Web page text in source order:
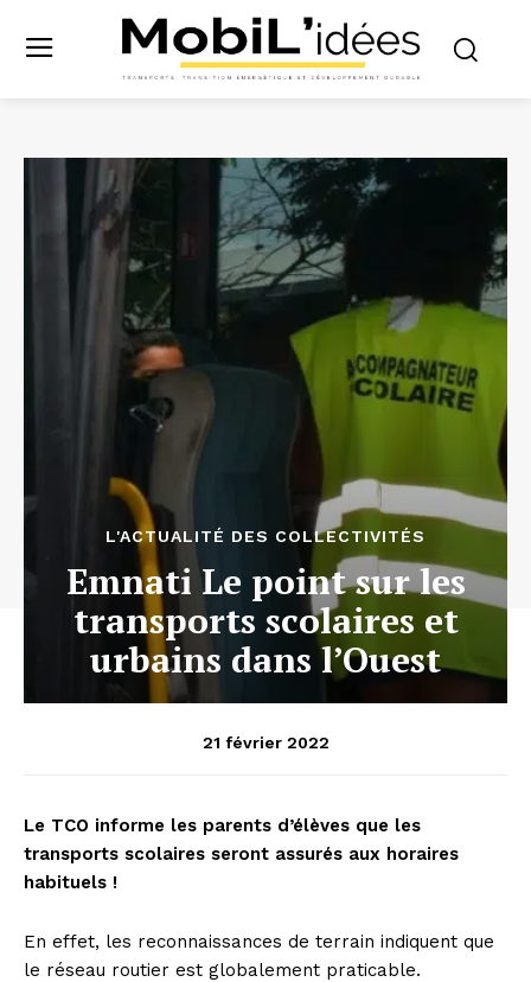
L'ACTUALITÉ DES COLLECTIVITÉS
Emnati Le point sur les
transports scolaires et
urbains dans l’Ouest
21 février 2022
Le TCO informe les parents d’élèves que les
transports scolaires seront assurés aux horaires
habituels !
En effet, les reconnaissances de terrain indiquent que
le réseau routier est globalement praticable.